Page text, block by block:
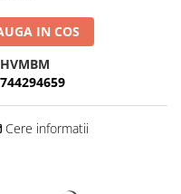
IN COS
Cere informatii